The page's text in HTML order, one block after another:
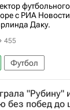
с РИА
Даку.
455
Футбол
Рубин
"Рубину"
без побед до